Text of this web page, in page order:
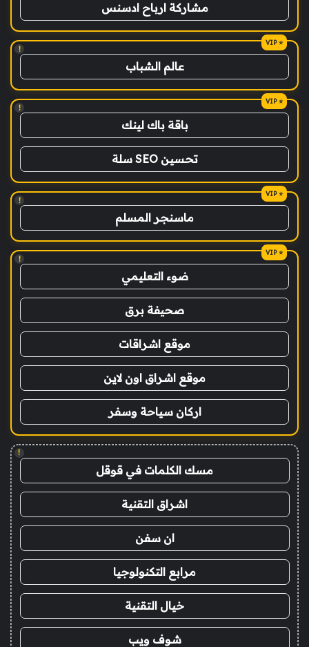
مشاركة ارباح ادسنس
!
عالم الشباب
!
باقة باك لينك
تحسين SEO سلة
!
ماسنجر المسلم
!
ضوء التعليمي
صحيفة برق
موقع اشراقات
موقع اشراق اون لاين
اركان سياحة وسفر
!
مسك الكلمات في قوقل
اشراق التقنية
ان سفن
مرابع التكنولوجيا
خيال التقنية
شوف ويب